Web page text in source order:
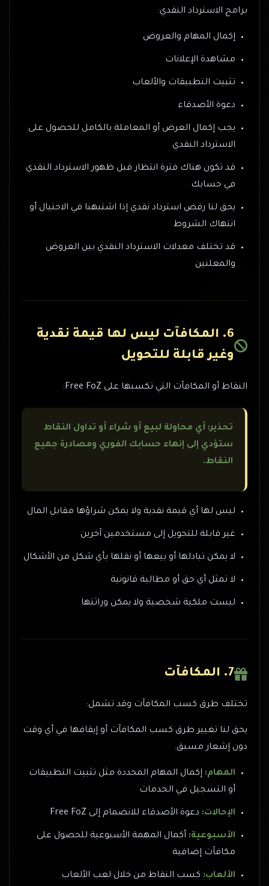
برامج الاسترداد النقدي:
إكمال المهام والعروض
مشاهدة الإعلانات
تثبيت التطبيقات والألعاب
دعوة الأصدقاء
يجب إكمال العرض أو المعاملة بالكامل للحصول على
الاسترداد النقدي
قد تكون هناك فترة انتظار قبل ظهور الاسترداد النقدي
في حسابك
يحق لنا رفض استرداد نقدي إذا اشتبهنا في الاحتيال أو
انتهاك الشروط
قد تختلف معدلات الاسترداد النقدي بين العروض
والمعلنين
6. المكافآت ليس لها قيمة نقدية
وغير قابلة للتحويل
النقاط أو المكافآت التي تكسبها على Free FoZ:
تحذير: أي محاولة لبيع أو شراء أو تداول النقاط
ستؤدي إلى إنهاء حسابك الفوري ومصادرة جميع
النقاط.
ليس لها أي قيمة نقدية ولا يمكن شراؤها مقابل المال
غير قابلة للتحويل إلى مستخدمين آخرين
لا يمكن تبادلها أو بيعها أو نقلها بأي شكل من الأشكال
لا تمثل أي حق أو مطالبة قانونية
ليست ملكية شخصية ولا يمكن وراثتها
7. المكافآت
تختلف طرق كسب المكافآت وقد تشمل:
يحق لنا تغيير طرق كسب المكافآت أو إيقافها في أي وقت
دون إشعار مسبق.
المهام: إكمال المهام المحددة مثل تثبيت التطبيقات
أو التسجيل في الخدمات
الإحالات: دعوة الأصدقاء للانضمام إلى Free FoZ
الأسبوعية: أكمال المهمة الأسبوعية للحصول على
مكافآت إضافية
الألعاب: كسب النقاط من خلال لعب الألعاب